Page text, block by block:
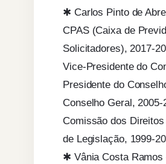
✱ Carlos Pinto de
CPAS (Caixa de
Solicitadores), 2017-
Vice-Presidente do
Presidente do
Conselho Geral,
Comissão dos
de Legislação, 1999-
✱ Vânia Costa Ramos